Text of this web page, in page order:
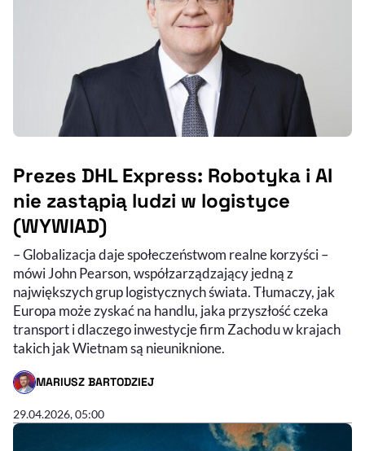
Prezes DHL Express: Robotyka i AI
nie zastąpią ludzi w logistyce
(WYWIAD)
– Globalizacja daje społeczeństwom realne korzyści –
mówi John Pearson, współzarządzający jedną z
największych grup logistycznych świata. Tłumaczy, jak
Europa może zyskać na handlu, jaka przyszłość czeka
transport i dlaczego inwestycje firm Zachodu w krajach
takich jak Wietnam są nieuniknione.
MARIUSZ BARTODZIEJ
- AUTOR ARTYKUŁU - PROFIL
29.04.2026, 05:00